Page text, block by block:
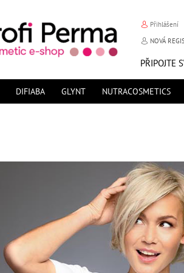
Přihlášení
NOVÁ
PŘIPOJTE
DIFIABA GLYNT NUTRACOSMETICS